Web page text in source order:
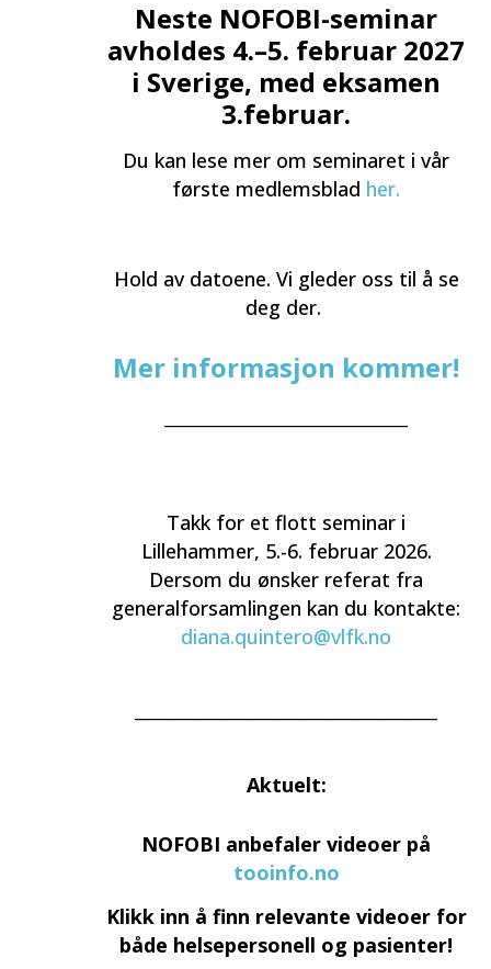
Neste NOFOBI-seminar
avholdes 4.–5. februar 2027
i Sverige, med eksamen
3.februar.
Du kan lese mer om seminaret i vår
første medlemsblad her.
Hold av datoene. Vi gleder oss til å se
deg der.
Mer informasjon kommer!
Takk for et flott seminar i
Lillehammer, 5.-6. februar 2026.
Dersom du ønsker referat fra
generalforsamlingen kan du kontakte:
diana.quintero@vlfk.no
Aktuelt:
NOFOBI anbefaler videoer på
tooinfo.no
Klikk inn å finn relevante videoer for
både helsepersonell og pasienter!